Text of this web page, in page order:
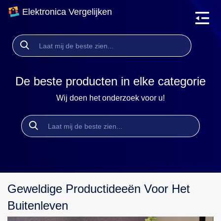
Elektronica Vergelijken
De beste producten in elke categorie
Wij doen het onderzoek voor u!
Geweldige Productideeën Voor Het
Buitenleven